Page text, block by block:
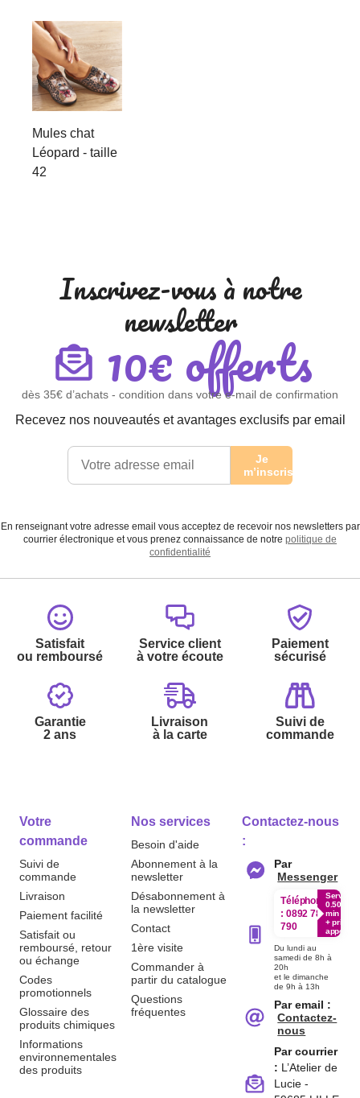
Mules chat
Léopard - taille
42
Inscrivez-vous à notre
newsletter
10€ offerts
dès 35€ d’achats - condition dans votre e-mail de confirmation
Recevez nos nouveautés et avantages exclusifs par email
Je
m’inscris
En renseignant votre adresse email vous acceptez de recevoir nos newsletters par
courrier électronique et vous prenez connaissance de notre politique de
confidentialité
Satisfait
ou remboursé
Service client
à votre écoute
Paiement
sécurisé
Garantie
2 ans
Livraison
à la carte
Suivi de
commande
Votre
commande
Suivi de
commande
Livraison
Paiement facilité
Satisfait ou
remboursé, retour
ou échange
Codes
promotionnels
Glossaire des
produits chimiques
Informations
environnementales
des produits
Nos services
Besoin d'aide
Abonnement à la
newsletter
Désabonnement à
la newsletter
Contact
1ère visite
Commander à
partir du catalogue
Questions
fréquentes
Contactez-nous
:
Par
Messenger
Téléphone
: 0892 780
790
Service
0.50€ /
min
+ prix
appel
Du lundi au
samedi de 8h à
20h
et le dimanche
de 9h à 13h
Par email :
Contactez-
nous
Par courrier
: L’Atelier de
Lucie -